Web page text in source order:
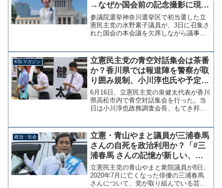
→なぜか国会前の記念撮影に現れ
取材を受ける
参議院選挙神奈川選挙区で初当選した立
憲民主党の水野素子議員が、3日に召集さ
れた国会の本会議を欠席しながら議事堂
氏は先月31日に家族が新型コロナ陽性と
なっていたが、8月1...
KSLマガジン
立憲民主党の青空対話集会は茶番
か？香川県では報道陣を警察が取
り囲み規制、小川淳也氏や予定候
補への取材も不可【マガジン175
号】
6月16日、立憲民主党の泉健太代表が香川
県高松市内で青空対話集会を行った。当
日は小川淳也政務調査会長、もてき邦夫
所属の摂津市議が視覚障害者を嘲笑した
問題を直撃するための...
政治・社会
立憲・青山やまと議員が三浦春馬
さんの自死を政治利用か？「#三
浦春馬 さんの記憶が新しい、芸
能従事者過労自死問題。立憲は取
り組んでます」批判受け削除
立憲民主党の青山やまと衆院議員が8日、
2020年7月に亡くなった俳優の三浦春馬
さんについて、党が取り組んでいる芸能